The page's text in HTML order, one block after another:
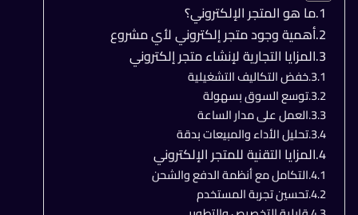
ما هو المتجر الإلكتروني؟
أهمية وجود متجر إلكتروني لأي مشروع
المزايا التجارية لإنشاء متجر إلكتروني
خفض التكاليف التشغيلية
توسع السوق بسهولة
العمل على مدار الساعة
تحليل الأداء والمبيعات بدقة
المزايا التقنية للمتجر الإلكتروني
التكامل مع أنظمة الدفع والشحن
تحسين تجربة المستخدم